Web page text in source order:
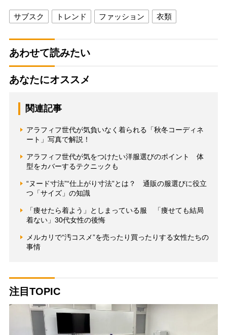
サブスク トレンド ファッション 衣類
あわせて読みたい
あなたにオススメ
関連記事
アラフィフ世代が気負いなく着られる「秋冬コーディネ
ート」写真で解説！
アラフィフ世代が気をつけたい洋服選びのポイント 体
型をカバーするテクニックも
“ヌード寸法”“仕上がり寸法”とは？ 通販の服選びに役立
つ「サイズ」の知識
「痩せたら着よう」としまっている服 「痩せても結局
着ない」30代女性の後悔
メルカリで“汚コスメ”を売ったり買ったりする女性たちの
事情
注目TOPIC